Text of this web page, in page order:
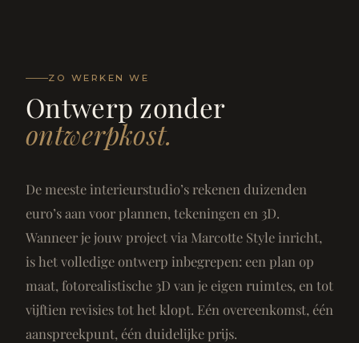
ZO WERKEN WE
Ontwerp zonder
ontwerpkost.
De meeste interieurstudio’s rekenen duizenden
euro’s aan voor plannen, tekeningen en 3D.
Wanneer je jouw project via Marcotte Style inricht,
is het volledige ontwerp inbegrepen: een plan op
maat, fotorealistische 3D van je eigen ruimtes, en tot
vijftien revisies tot het klopt. Eén overeenkomst, één
aanspreekpunt, één duidelijke prijs.